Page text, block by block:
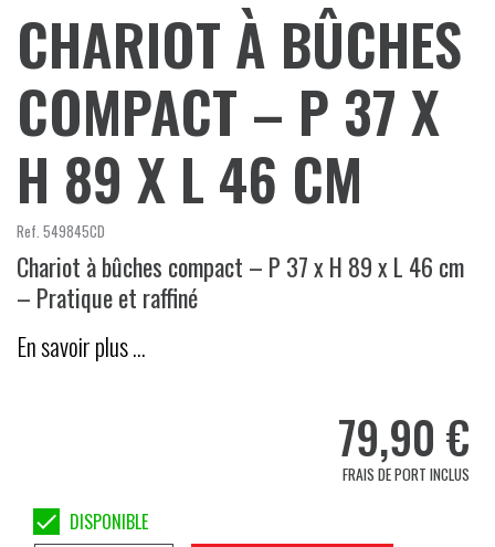
CHARIOT À BÛCHES
COMPACT – P 37 X
H 89 X L 46 CM
Ref. 549845CD
Chariot à bûches compact – P 37 x H 89 x L 46 cm
– Pratique et raffiné
En savoir plus …
79,90 €
FRAIS DE PORT INCLUS
 DISPONIBLE